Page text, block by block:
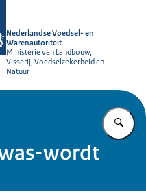
Nederlandse Voedsel- en
Warenautoriteit
Ministerie van Landbouw,
Visserij, Voedselzekerheid en
Natuur
wordt